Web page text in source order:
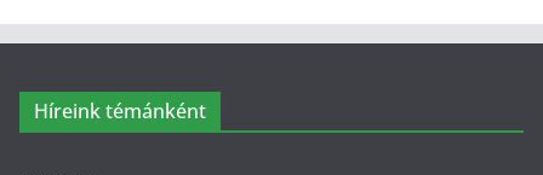
Híreink témánként